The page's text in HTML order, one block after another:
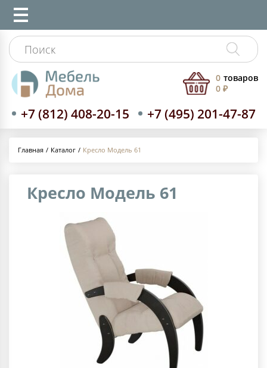
+7 (812) 408-20-15 +7 (495) 201-47-87
0 товаров
0 ₽
Главная Каталог Кресло Модель 61
Кресло Модель 61